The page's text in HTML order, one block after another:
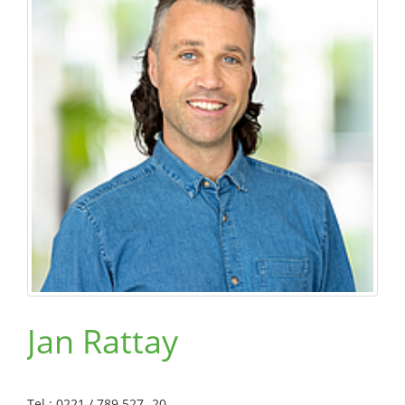
Jan Rattay